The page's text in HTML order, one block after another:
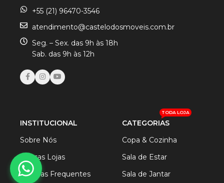
+55 (21) 96470-3546
atendimento@castelodosmoveis.com.br
Seg. – Sex. das 9h às 18h
Sab. das 9h às 12h
INSTITUCIONAL
Sobre Nós
Nossas Lojas
Dúvidas Frequentes
CATEGORIAS
TODA LOJA
Copa & Cozinha
Sala de Estar
Sala de Jantar